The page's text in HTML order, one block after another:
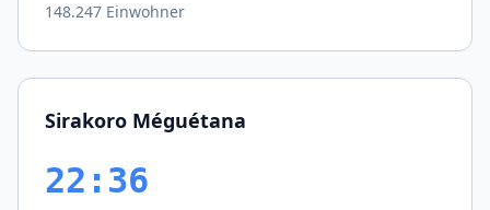
148.247 Einwohner
Sirakoro Méguétana
22:36